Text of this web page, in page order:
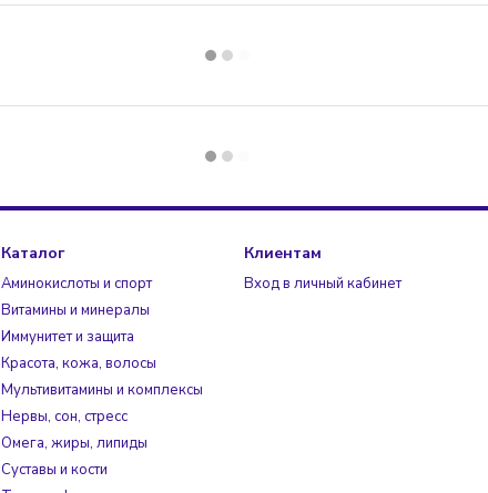
Каталог
Аминокислоты и спорт
Витамины и минералы
Иммунитет и защита
Красота, кожа, волосы
Мультивитамины и комплексы
Нервы, сон, стресс
Омега, жиры, липиды
Суставы и кости
Клиентам
Вход в личный кабинет